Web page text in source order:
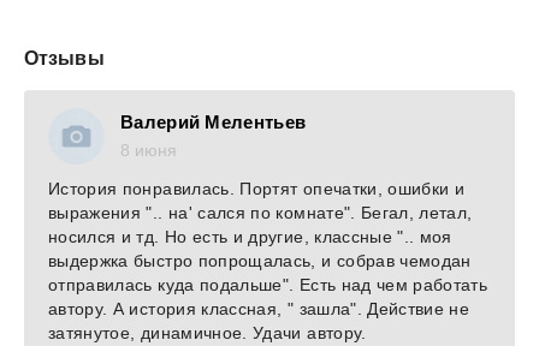
Отзывы
Валерий Мелентьев
8 июня
История понравилась. Портят опечатки, ошибки и
выражения ".. на' сался по комнате". Бегал, летал,
носился и тд. Но есть и другие, классные ".. моя
выдержка быстро попрощалась, и собрав чемодан
отправилась куда подальше". Есть над чем работать
автору. А история классная, " зашла". Действие не
затянутое, динамичное. Удачи автору.